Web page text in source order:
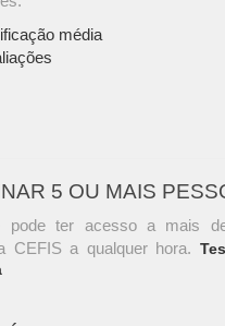
média
5 OU MAIS
pode ter acesso a mais
CEFIS a qualquer hora.